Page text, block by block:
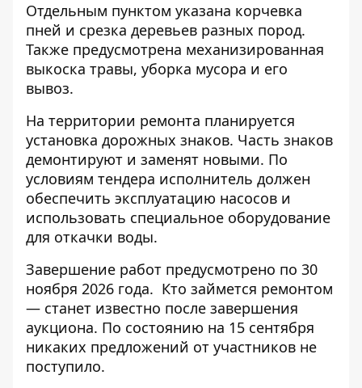
Отдельным пунктом указана корчевка
пней и срезка деревьев разных пород.
Также предусмотрена механизированная
выкоска травы, уборка мусора и его
вывоз.
На территории ремонта планируется
установка дорожных знаков. Часть знаков
демонтируют и заменят новыми. По
условиям тендера исполнитель должен
обеспечить эксплуатацию насосов и
использовать специальное оборудование
для откачки воды.
Завершение работ предусмотрено по 30
ноября 2026 года. Кто займется ремонтом
— станет известно после завершения
аукциона. По состоянию на 15 сентября
никаких предложений от участников не
поступило.